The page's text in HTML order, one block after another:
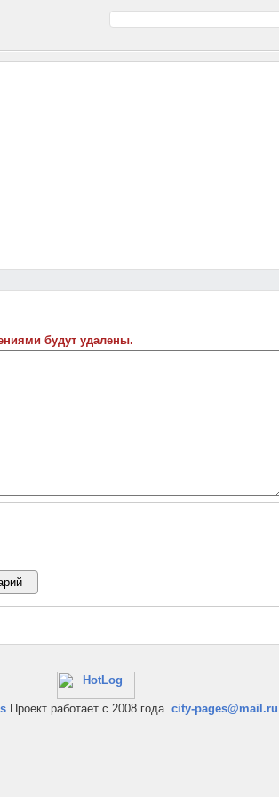
будут удалены.
Проект работает с 2008 года. city-pages@mail.ru